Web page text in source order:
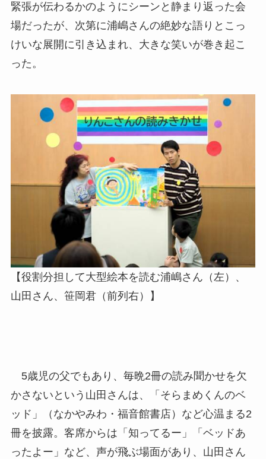
緊張が伝わるかのようにシーンと静まり返った会
場だったが、次第に浦嶋さんの絶妙な語りとこっ
けいな展開に引き込まれ、大きな笑いが巻き起こ
った。
【役割分担して大型絵本を読む浦嶋さん（左）、
山田さん、笹岡君（前列右）】
5歳児の父でもあり、毎晩2冊の読み聞かせを欠
かさないという山田さんは、「そらまめくんのベ
ッド」（なかやみわ・福音館書店）など心温まる2
冊を披露。客席からは「知ってるー」「ベッドあ
ったよー」など、声が飛ぶ場面があり、山田さん